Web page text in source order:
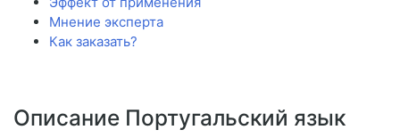
Мнение эксперта
Как заказать?
Описание Португальский язык